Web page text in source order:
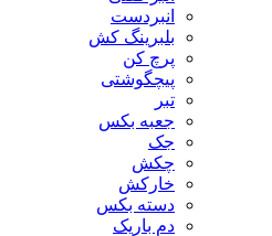
انبردست
بلبرینگ کش
پرچ کن
پیچگوشتی
تبر
جعبه بکس
جک
چکش
خارکش
دسته بکس
دم باریک